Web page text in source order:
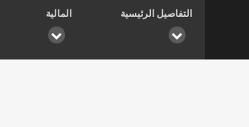
التفاصيل الرئيسية المالية